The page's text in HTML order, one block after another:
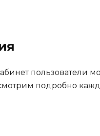
пользователи
подробно